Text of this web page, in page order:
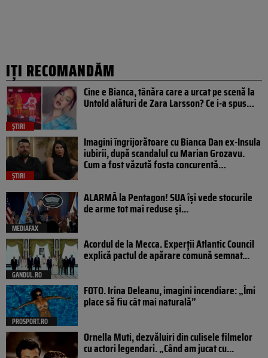
IȚI RECOMANDĂM
ȘTIRI
Cine e Bianca, tânăra care a urcat pe scenă la
Untold alături de Zara Larsson? Ce i-a spus…
ȘTIRI
Imagini îngrijorătoare cu Bianca Dan ex-Insula
iubirii, după scandalul cu Marian Grozavu.
Cum a fost văzută fosta concurentă…
MEDIAFAX
ALARMĂ la Pentagon! SUA își vede stocurile
de arme tot mai reduse și...
GANDUL.RO
Acordul de la Mecca. Experții Atlantic Council
explică pactul de apărare comună semnat...
PROSPORT.RO
FOTO. Irina Deleanu, imagini incendiare: „Îmi
place să fiu cât mai naturală”
Ornella Muti, dezvăluiri din culisele filmelor
cu actori legendari. „Când am jucat cu...